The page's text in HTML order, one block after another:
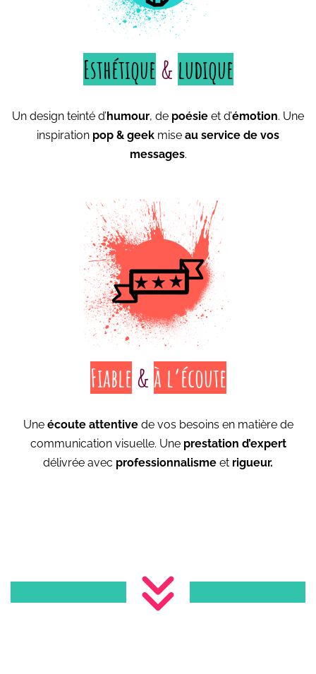
Esthétique& ludique
Un design teinté d’humour, de poésie et d’émotion. Une
inspiration pop & geek mise au service de vos
messages.
Fiable&à l’écoute
Une écoute attentivede vos besoins en matière de
communication visuelle. Une prestation d’expert
délivrée avec professionnalisme et rigueur.